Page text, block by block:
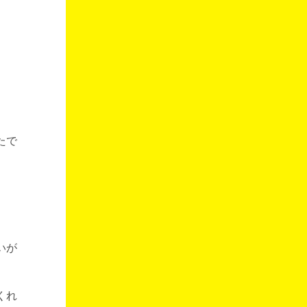
で
が
れ